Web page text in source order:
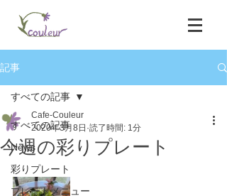
記事
すべての記事
News
彩りプレート
プレートメニュー
すべての記事
今週の彩りプレート
Cafe-Couleur
2020年3月8日 読了時間: 1分